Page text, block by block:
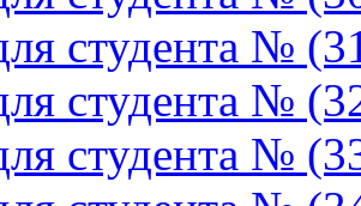
студента №
студента №
студента №